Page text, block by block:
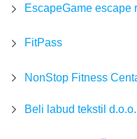
EscapeGame escape
FitPass
NonStop Fitness
Beli labud tekstil d.o.o.